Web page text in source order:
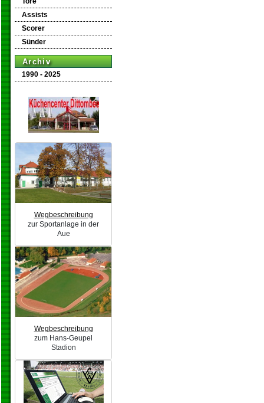
Assists
Scorer
Sünder
Archiv
1990 - 2025
Wegbeschreibung
zur Sportanlage in der
Aue
Wegbeschreibung
zum Hans-Geupel
Stadion